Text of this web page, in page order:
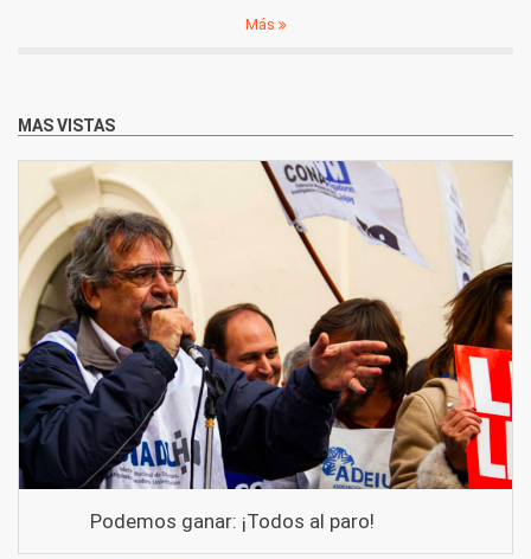
Más
MAS VISTAS
Podemos ganar: ¡Todos al paro!